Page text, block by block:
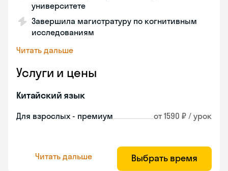
университете
Завершила магистратуру по когнитивным
исследованиям
Читать дальше
Услуги и цены
Китайский язык
Для взрослых - премиум от 1590 ₽ / урок
Читать дальше Выбрать время